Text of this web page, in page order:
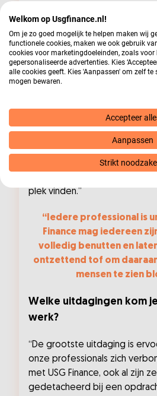
mogelijkheden geboden
Wat vind je het leukste
waar haal je het meest
beginnen vaak als trainees,
onzeker, en ontwikkelen zich
professionals die hun
kennen. Het is prachtig om te
plek vinden.”
“Iedere professional is
Finance mag iedereen
volledig benutten en
ontzettend tof om
mensen te zien
Welke uitdagingen kom
werk?
“De grootste uitdaging is
onze professionals zich
met USG Finance, ook al zijn
gedetacheerd bij een
Welkom op Usgfinance.nl!
Om je zo goed mogelijk te helpen maken wij
functionele cookies, maken we ook gebruik
cookies voor marketingdoeleinden, zoals voor
gepersonaliseerde advertenties. Kies
alle cookies geeft. Kies 'Aanpassen' om zelf te
mogen bewaren.
Accepteer
Aanpassen
Strikt